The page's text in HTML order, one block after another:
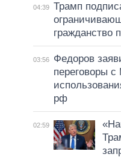
04:39 Трамп
03:56
Федоров
переговоры
рф
02:59